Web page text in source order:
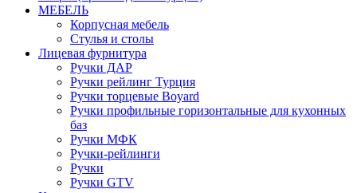
МЕБЕЛЬ
Корпусная мебель
Стулья и столы
Лицевая фурнитура
Ручки ДАР
Ручки рейлинг Турция
Ручки торцевые Boyard
Ручки профильные горизонтальные для кухонных
баз
Ручки МФК
Ручки-рейлинги
Ручки
Ручки GTV